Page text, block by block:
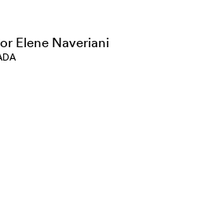
Elene Naveriani